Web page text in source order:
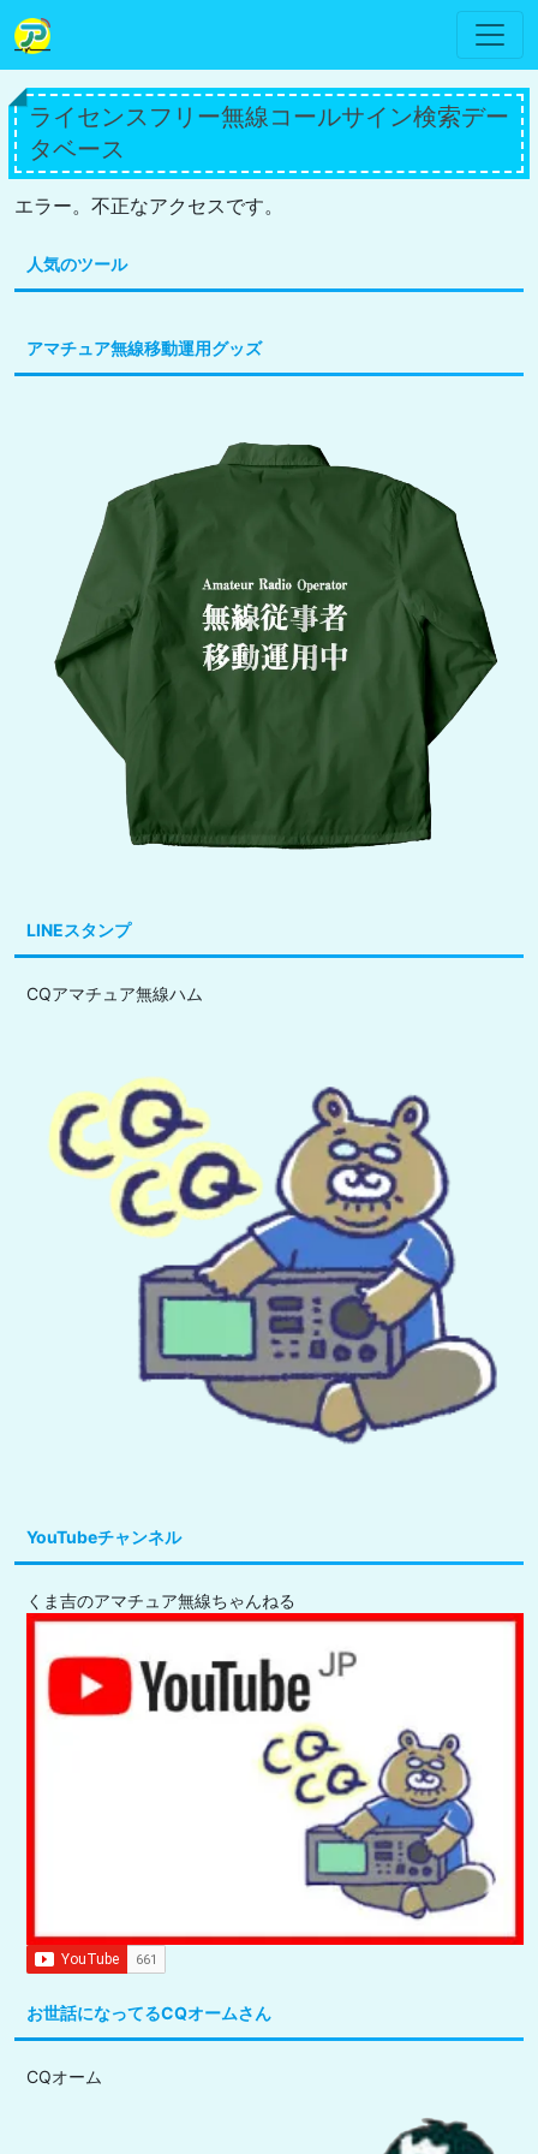
ライセンスフリー無線コールサイン検索デー
タベース
エラー。不正なアクセスです。
人気のツール
アマチュア無線移動運用グッズ
LINEスタンプ
CQアマチュア無線ハム
YouTubeチャンネル
くま吉のアマチュア無線ちゃんねる
お世話になってるCQオームさん
CQオーム